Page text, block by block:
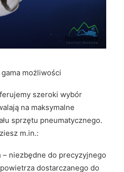
gama możliwości
szeroki wybór
na maksymalne
sprzętu pneumatycznego.
m.in.:
– niezbędne do precyzyjnego
dostarczanego do